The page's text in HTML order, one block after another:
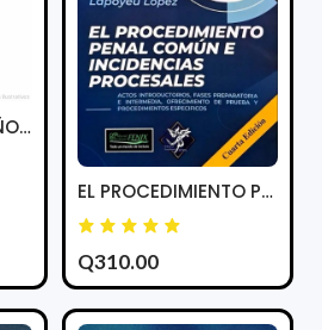
HOJA BOND TAMAÑO CARTA COLOR AQUA
EL PROCEDIMIENTO PENAL COMUN E INCIDENCIAS PROCESALES
Q310.00